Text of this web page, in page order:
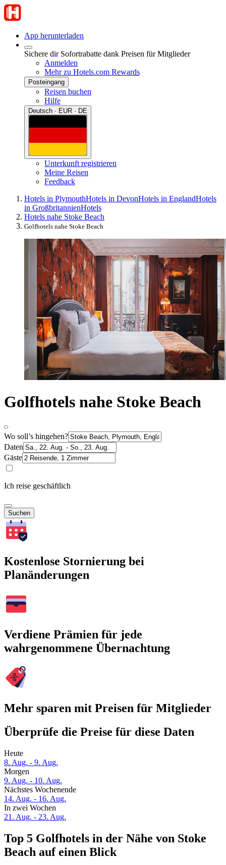
App herunterladen
Sichere dir Sofortrabatte dank Preisen für Mitglieder
Anmelden
Mehr zu Hotels.com Rewards
Posteingang
Reisen buchen
Hilfe
Deutsch · EUR · DE
Unterkunft registrieren
Meine Reisen
Feedback
Hotels in PlymouthHotels in DevonHotels in EnglandHotels
in GroßbritannienHotels
Hotels nahe Stoke Beach
Golfhotels nahe Stoke Beach
Golfhotels nahe Stoke Beach
Wo soll’s hingehen?
Daten
Gäste
Ich reise geschäftlich
Suchen
Kostenlose Stornierung bei
Planänderungen
Verdiene Prämien für jede
wahrgenommene Übernachtung
Mehr sparen mit Preisen für Mitglieder
Überprüfe die Preise für diese Daten
Heute
8. Aug. - 9. Aug.
Morgen
9. Aug. - 10. Aug.
Nächstes Wochenende
14. Aug. - 16. Aug.
In zwei Wochen
21. Aug. - 23. Aug.
Top 5 Golfhotels in der Nähe von Stoke
Beach auf einen Blick